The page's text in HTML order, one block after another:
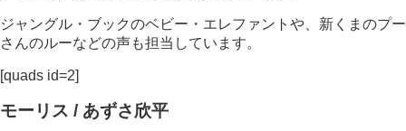
ジャングル・ブックのベビー・エレファントや、新くまのプー
さんのルーなどの声も担当しています。
[quads id=2]
モーリス / あずさ欣平